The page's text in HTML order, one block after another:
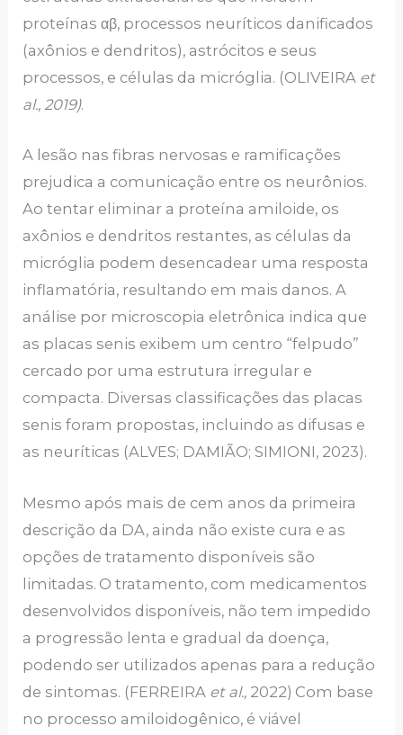
proteínas αβ, processos neuríticos danificados
(axônios e dendritos), astrócitos e seus
processos, e células da micróglia. (OLIVEIRA et
al., 2019).
A lesão nas fibras nervosas e ramificações
prejudica a comunicação entre os neurônios.
Ao tentar eliminar a proteína amiloide, os
axônios e dendritos restantes, as células da
micróglia podem desencadear uma resposta
inflamatória, resultando em mais danos. A
análise por microscopia eletrônica indica que
as placas senis exibem um centro “felpudo”
cercado por uma estrutura irregular e
compacta. Diversas classificações das placas
senis foram propostas, incluindo as difusas e
as neuríticas (ALVES; DAMIÃO; SIMIONI, 2023).
Mesmo após mais de cem anos da primeira
descrição da DA, ainda não existe cura e as
opções de tratamento disponíveis são
limitadas. O tratamento, com medicamentos
desenvolvidos disponíveis, não tem impedido
a progressão lenta e gradual da doença,
podendo ser utilizados apenas para a redução
de sintomas. (FERREIRA et al., 2022) Com base
no processo amiloidogênico, é viável